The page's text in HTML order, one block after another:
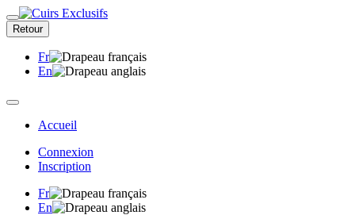
Retour
Fr
En
Accueil
Connexion
Inscription
Fr
En